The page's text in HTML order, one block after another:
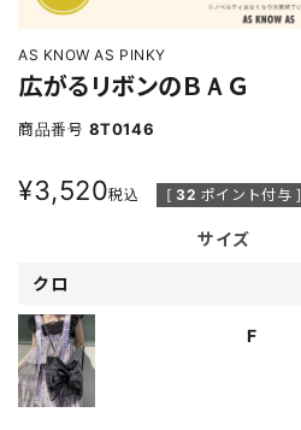
AS KNOW AS PINKY
広がるリボンのＢＡＧ
商品番号 8T0146
¥3,520税込 [ 32 ポイント付与 ]
サイズ
クロ
F